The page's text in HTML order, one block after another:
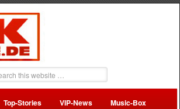
Top-Stories VIP-News Music-Box